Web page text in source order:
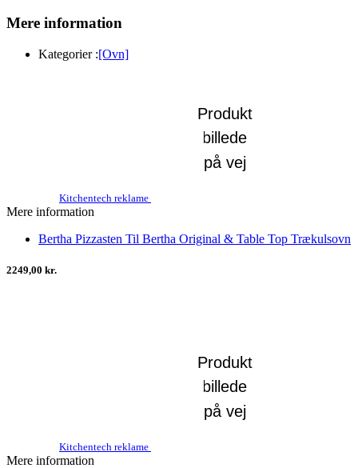
Mere information
Kategorier :[Ovn]
Kitchentech reklame
Mere information
Bertha Pizzasten Til Bertha Original & Table Top Trækulsovn
2249,00 kr.
Kitchentech reklame
Mere information